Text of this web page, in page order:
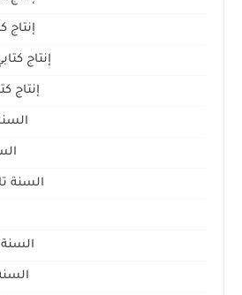
إنتاج
إنتاج
إنتاج
السنة